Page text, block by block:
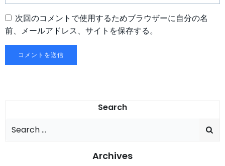
次回のコメントで使用するためブラウザーに自分の名
前、メールアドレス、サイトを保存する。
Search
Search
Archives